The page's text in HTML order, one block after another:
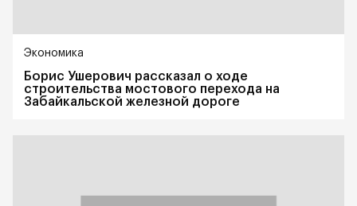
Экономика
Борис Ушерович рассказал о ходе
строительства мостового перехода на
Забайкальской железной дороге